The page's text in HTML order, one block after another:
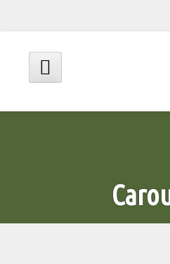
innehåll
Huvudmeny